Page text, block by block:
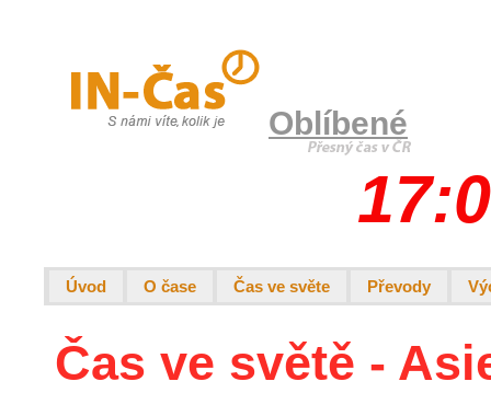
Oblíbené
Úvod O čase Čas ve světe Převody
Čas ve světě -